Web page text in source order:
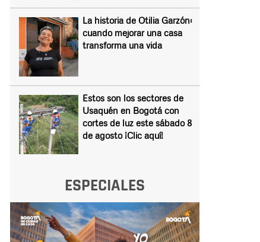
La historia de Otilia Garzón:
cuando mejorar una casa
transforma una vida
Estos son los sectores de
Usaquén en Bogotá con
cortes de luz este sábado 8
de agosto ¡Clic aquí!
ESPECIALES